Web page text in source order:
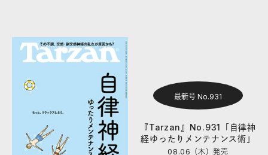
最新号 No.931
『Tarzan』No.931「自律神
経ゆったりメンテナンス術」
08.06（木）発売